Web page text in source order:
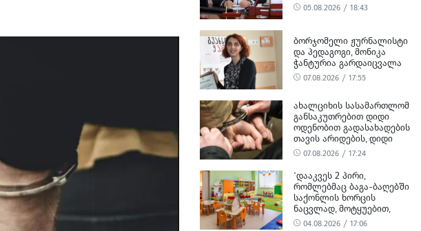
05.08.2026 / 18:43
ᲑᲝᲠᲯᲝᲛᲔᲚᲘ ᲟᲣᲠᲜᲐᲚᲘᲡᲢᲘ
ᲓᲐ ᲞᲔᲓᲐᲒᲝᲒᲘ, ᲛᲝᲜᲘᲙᲐ
ᲭᲐᲜᲢᲣᲠᲘᲐ ᲒᲐᲠᲓᲐᲘᲪᲕᲐᲚᲐ
07.08.2026 / 17:55
ᲐᲮᲐᲚᲪᲘᲮᲘᲡ ᲡᲐᲡᲐᲛᲐᲠᲗᲚᲝᲛ
ᲒᲐᲜᲡᲐᲙᲣᲗᲠᲔᲑᲘᲗ ᲓᲘᲓᲘ
ᲝᲓᲔᲜᲝᲑᲘᲗ ᲒᲐᲓᲐᲡᲐᲮᲐᲓᲔᲑᲘᲡ
ᲗᲐᲕᲘᲡ ᲐᲠᲘᲓᲔᲑᲘᲡ, ᲓᲘᲓᲘ
ᲝᲓᲔᲜᲝᲑᲘᲗ ᲗᲐᲦᲚᲘᲗᲝᲑᲘᲡ
ᲛᲪᲓᲔᲚᲝᲑᲘᲡ ᲓᲐ
ᲛᲝᲢᲧᲣᲔᲑᲘᲗ ᲥᲝᲜᲔᲑᲠᲘᲕᲘ
ᲓᲐᲖᲘᲐᲜᲔᲑᲘᲡ ᲤᲐᲥᲢᲔᲑᲖᲔ 1
ᲞᲘᲠᲘ ᲓᲐᲛᲜᲐᲨᲐᲕᲔᲓ ᲪᲜᲝ
07.08.2026 / 17:24
‘ᲓᲐᲐᲙᲕᲔᲡ 2 ᲞᲘᲠᲘ,
ᲠᲝᲛᲚᲔᲑᲛᲐᲪ ᲑᲐᲒᲐ-ᲑᲐᲦᲔᲑᲨᲘ
ᲡᲐᲥᲝᲜᲚᲘᲡ ᲮᲝᲠᲪᲘᲡ
ᲜᲐᲪᲕᲚᲐᲓ, ᲛᲝᲢᲧᲣᲔᲑᲘᲗ,
ᲪᲮᲔᲜᲘᲡ ᲮᲝᲠᲪᲘ ᲨᲔᲘᲢᲐᲜᲔᲡ’ -
04.08.2026 / 17:06